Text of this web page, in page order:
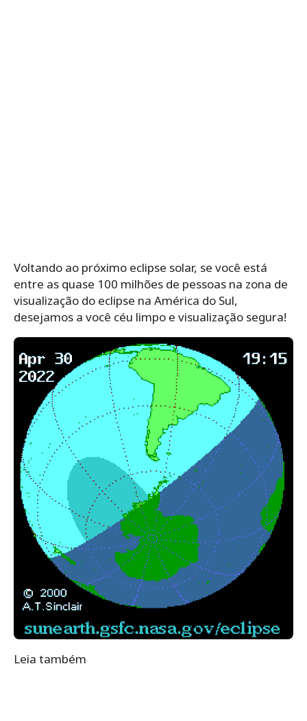
Voltando ao próximo eclipse solar, se você está
entre as quase 100 milhões de pessoas na zona de
visualização do eclipse na América do Sul,
desejamos a você céu limpo e visualização segura!
Leia também